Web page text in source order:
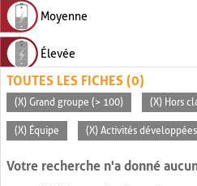
Moyenne
Élevée
TOUTES LES FICHES (0)
(X) Grand groupe (> 100) (X) Hors
(X) Équipe (X) Activités
Votre recherche n'a donné